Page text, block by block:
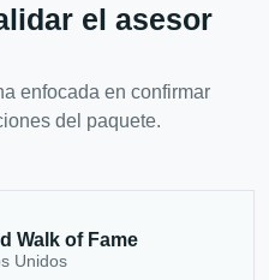
el asesor
enfocada en confirmar
del paquete.
Walk of Fame
Unidos